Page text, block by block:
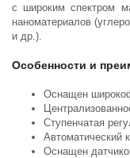
с широким спектром
наноматериалов
и др.).
Особенности и
Оснащен
Ступенчатая
Автоматический
Оснащен